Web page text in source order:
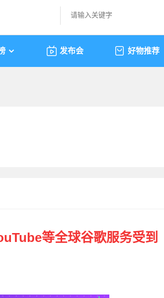
发布会 好物推荐
等全球谷歌服务受到